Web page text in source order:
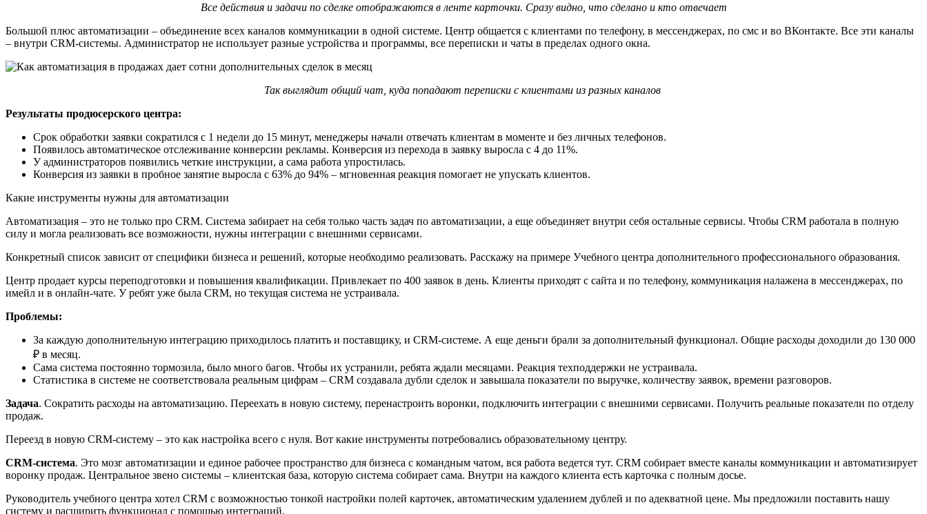
Все действия и задачи по сделке отображаются в ленте карточки. Сразу видно, что сделано и кто отвечает
Большой плюс автоматизации – объединение всех каналов коммуникации в одной системе. Центр общается с клиентами по телефону, в мессенджерах, по смс и во ВКонтакте. Все эти каналы
– внутри CRM-системы. Администратор не использует разные устройства и программы, все переписки и чаты в пределах одного окна.
Так выглядит общий чат, куда попадают переписки с клиентами из разных каналов
Результаты продюсерского центра:
Срок обработки заявки сократился с 1 недели до 15 минут, менеджеры начали отвечать клиентам в моменте и без личных телефонов.
Появилось автоматическое отслеживание конверсии рекламы. Конверсия из перехода в заявку выросла с 4 до 11%.
У администраторов появились четкие инструкции, а сама работа упростилась.
Конверсия из заявки в пробное занятие выросла с 63% до 94% – мгновенная реакция помогает не упускать клиентов.
Какие инструменты нужны для автоматизации
Автоматизация – это не только про CRM. Система забирает на себя только часть задач по автоматизации, а еще объединяет внутри себя остальные сервисы. Чтобы CRM работала в полную
силу и могла реализовать все возможности, нужны интеграции с внешними сервисами.
Конкретный список зависит от специфики бизнеса и решений, которые необходимо реализовать. Расскажу на примере Учебного центра дополнительного профессионального образования.
Центр продает курсы переподготовки и повышения квалификации. Привлекает по 400 заявок в день. Клиенты приходят с сайта и по телефону, коммуникация налажена в мессенджерах, по
имейл и в онлайн-чате. У ребят уже была CRM, но текущая система не устраивала.
Проблемы:
За каждую дополнительную интеграцию приходилось платить и поставщику, и CRM-системе. А еще деньги брали за дополнительный функционал. Общие расходы доходили до 130 000
₽ в месяц.
Сама система постоянно тормозила, было много багов. Чтобы их устранили, ребята ждали месяцами. Реакция техподдержки не устраивала.
Статистика в системе не соответствовала реальным цифрам – CRM создавала дубли сделок и завышала показатели по выручке, количеству заявок, времени разговоров.
Задача. Сократить расходы на автоматизацию. Переехать в новую систему, перенастроить воронки, подключить интеграции с внешними сервисами. Получить реальные показатели по отделу
продаж.
Переезд в новую CRM-систему – это как настройка всего с нуля. Вот какие инструменты потребовались образовательному центру.
CRM-система. Это мозг автоматизации и единое рабочее пространство для бизнеса с командным чатом, вся работа ведется тут. CRM собирает вместе каналы коммуникации и автоматизирует
воронку продаж. Центральное звено системы – клиентская база, которую система собирает сама. Внутри на каждого клиента есть карточка с полным досье.
Руководитель учебного центра хотел CRM c возможностью тонкой настройки полей карточек, автоматическим удалением дублей и по адекватной цене. Мы предложили поставить нашу
систему и расширить функционал с помощью интеграций.